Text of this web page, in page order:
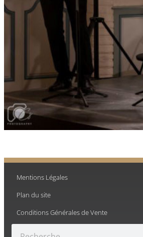
Mentions Légales
Plan du site
Conditions Générales de Vente